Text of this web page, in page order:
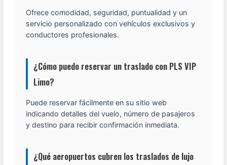
Ofrece comodidad, seguridad, puntualidad y un
servicio personalizado con vehículos exclusivos y
conductores profesionales.
¿Cómo puedo reservar un traslado con PLS VIP
Limo?
Puede reservar fácilmente en su sitio web
indicando detalles del vuelo, número de pasajeros
y destino para recibir confirmación inmediata.
¿Qué aeropuertos cubren los traslados de lujo